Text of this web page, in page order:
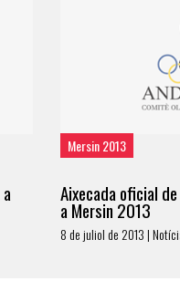
Mersin 2013
Aixecada oficial
a Mersin 2013
8 de juliol de 2013 |